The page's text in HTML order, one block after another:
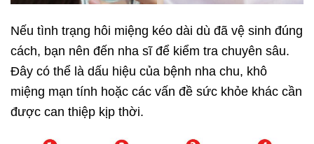
Nếu tình trạng hôi miệng kéo dài dù đã vệ sinh đúng
cách, bạn nên đến nha sĩ để kiểm tra chuyên sâu.
Đây có thể là dấu hiệu của bệnh nha chu, khô
miệng mạn tính hoặc các vấn đề sức khỏe khác cần
được can thiệp kịp thời.